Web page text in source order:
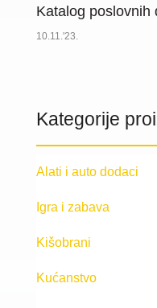
Katalog poslovnih
10.11.'23.
Kategorije
Alati i auto dodaci
Igra i zabava
Kišobrani
Kućanstvo